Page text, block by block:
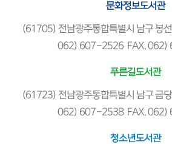
문화정보도서관
(61705) 전남광주통합특별시 남구 봉
062) 607-2526 FAX. 062)
푸른길도서관
(61723) 전남광주통합특별시 남구 금
062) 607-2538 FAX. 062)
청소년도서관